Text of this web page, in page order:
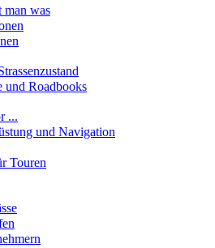
was
Roadbooks
...
und Navigation
Touren